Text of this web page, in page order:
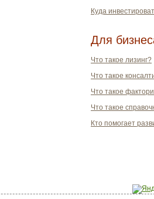
Куда
Для
Что такое лизинг?
Что такое
Что такое
Что такое
Кто помогает